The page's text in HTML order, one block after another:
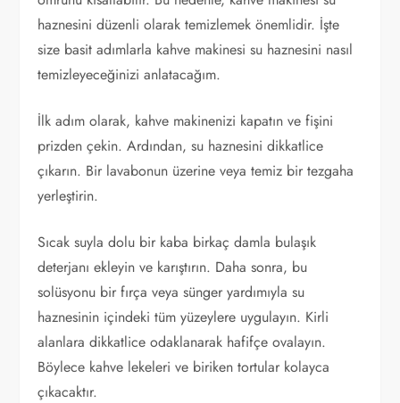
haznesini düzenli olarak temizlemek önemlidir. İşte
size basit adımlarla kahve makinesi su haznesini nasıl
temizleyeceğinizi anlatacağım.
İlk adım olarak, kahve makinenizi kapatın ve fişini
prizden çekin. Ardından, su haznesini dikkatlice
çıkarın. Bir lavabonun üzerine veya temiz bir tezgaha
yerleştirin.
Sıcak suyla dolu bir kaba birkaç damla bulaşık
deterjanı ekleyin ve karıştırın. Daha sonra, bu
solüsyonu bir fırça veya sünger yardımıyla su
haznesinin içindeki tüm yüzeylere uygulayın. Kirli
alanlara dikkatlice odaklanarak hafifçe ovalayın.
Böylece kahve lekeleri ve biriken tortular kolayca
çıkacaktır.